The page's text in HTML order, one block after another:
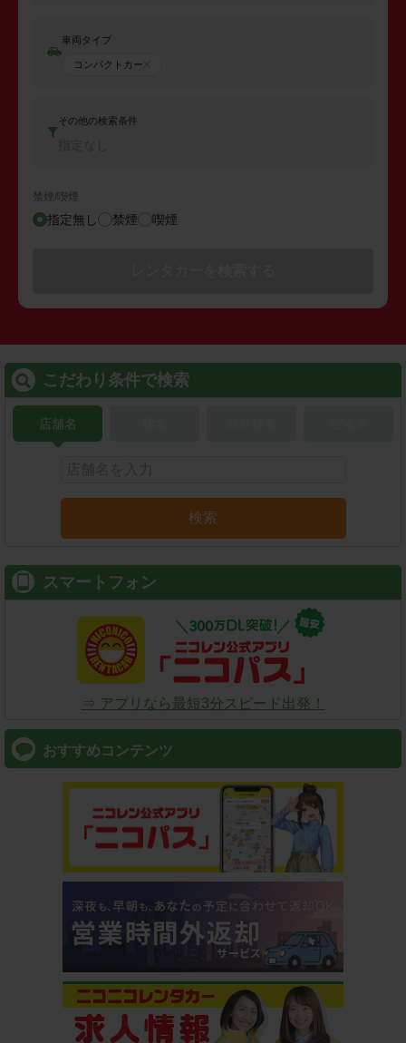
車両タイプ
コンパクトカー
その他の検索条件
禁煙/喫煙
指定無し 禁煙 喫煙
こだわり条件で検索
店舗名
検索
スマートフォン
⇒ アプリなら最短3分スピード出発！
おすすめコンテンツ